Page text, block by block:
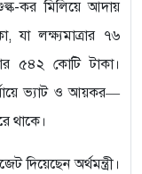
কর মিলিয়ে আদায়
যা লক্ষ্যমাত্রার ৭৬
৫৪২ কোটি টাকা।
ভ্যাট ও আয়কর—
থাকে।
দিয়েছেন অর্থমন্ত্রী।